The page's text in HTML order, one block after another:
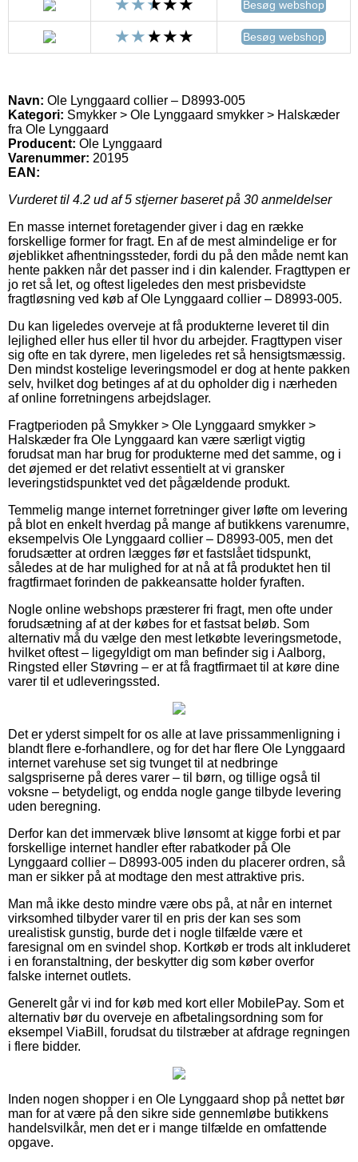
Besøg webshop
Besøg webshop
Navn: Ole Lynggaard collier – D8993-005
Kategori: Smykker > Ole Lynggaard smykker > Halskæder
fra Ole Lynggaard
Producent: Ole Lynggaard
Varenummer: 20195
EAN:
Vurderet til 4.2 ud af 5 stjerner baseret på 30 anmeldelser
En masse internet foretagender giver i dag en række
forskellige former for fragt. En af de mest almindelige er for
øjeblikket afhentningssteder, fordi du på den måde nemt kan
hente pakken når det passer ind i din kalender. Fragttypen er
jo ret så let, og oftest ligeledes den mest prisbevidste
fragtløsning ved køb af Ole Lynggaard collier – D8993-005.
Du kan ligeledes overveje at få produkterne leveret til din
lejlighed eller hus eller til hvor du arbejder. Fragttypen viser
sig ofte en tak dyrere, men ligeledes ret så hensigtsmæssig.
Den mindst kostelige leveringsmodel er dog at hente pakken
selv, hvilket dog betinges af at du opholder dig i nærheden
af online forretningens arbejdslager.
Fragtperioden på Smykker > Ole Lynggaard smykker >
Halskæder fra Ole Lynggaard kan være særligt vigtig
forudsat man har brug for produkterne med det samme, og i
det øjemed er det relativt essentielt at vi gransker
leveringstidspunktet ved det pågældende produkt.
Temmelig mange internet forretninger giver løfte om levering
på blot en enkelt hverdag på mange af butikkens varenumre,
eksempelvis Ole Lynggaard collier – D8993-005, men det
forudsætter at ordren lægges før et fastslået tidspunkt,
således at de har mulighed for at nå at få produktet hen til
fragtfirmaet forinden de pakkeansatte holder fyraften.
Nogle online webshops præsterer fri fragt, men ofte under
forudsætning af at der købes for et fastsat beløb. Som
alternativ må du vælge den mest letkøbte leveringsmetode,
hvilket oftest – ligegyldigt om man befinder sig i Aalborg,
Ringsted eller Støvring – er at få fragtfirmaet til at køre dine
varer til et udleveringssted.
Det er yderst simpelt for os alle at lave prissammenligning i
blandt flere e-forhandlere, og for det har flere Ole Lynggaard
internet varehuse set sig tvunget til at nedbringe
salgspriserne på deres varer – til børn, og tillige også til
voksne – betydeligt, og endda nogle gange tilbyde levering
uden beregning.
Derfor kan det immervæk blive lønsomt at kigge forbi et par
forskellige internet handler efter rabatkoder på Ole
Lynggaard collier – D8993-005 inden du placerer ordren, så
man er sikker på at modtage den mest attraktive pris.
Man må ikke desto mindre være obs på, at når en internet
virksomhed tilbyder varer til en pris der kan ses som
urealistisk gunstig, burde det i nogle tilfælde være et
faresignal om en svindel shop. Kortkøb er trods alt inkluderet
i en foranstaltning, der beskytter dig som køber overfor
falske internet outlets.
Generelt går vi ind for køb med kort eller MobilePay. Som et
alternativ bør du overveje en afbetalingsordning som for
eksempel ViaBill, forudsat du tilstræber at afdrage regningen
i flere bidder.
Inden nogen shopper i en Ole Lynggaard shop på nettet bør
man for at være på den sikre side gennemløbe butikkens
handelsvilkår, men det er i mange tilfælde en omfattende
opgave.